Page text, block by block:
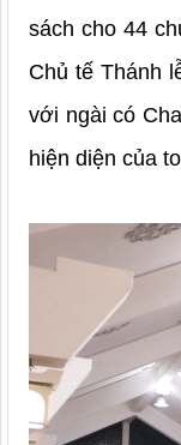
sách cho 44
Chủ tế Thánh
với ngài có
hiện diện của